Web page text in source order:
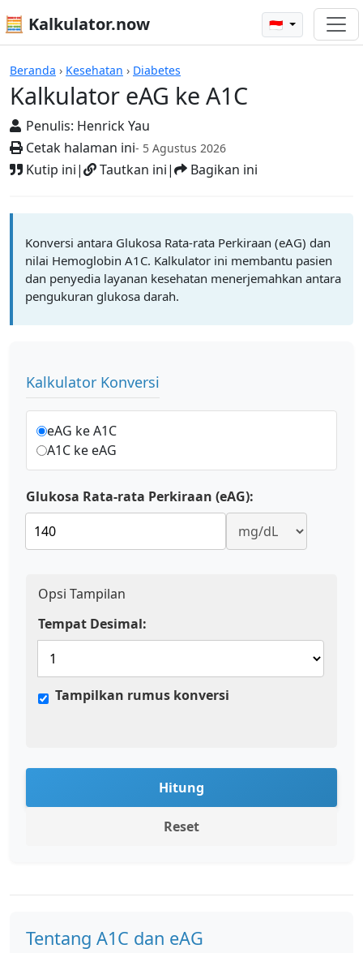
🧮 Kalkulator.now 🇮🇩
Beranda › Kesehatan › Diabetes
Kalkulator eAG ke A1C
Penulis: Henrick Yau
Cetak halaman ini- 5 Agustus 2026
Kutip ini| Tautkan ini| Bagikan ini
Kalkulator-kalkulator
Konversi antara Glukosa Rata-rata Perkiraan (eAG) dan
nilai Hemoglobin A1C. Kalkulator ini membantu pasien
dan penyedia layanan kesehatan menerjemahkan antara
pengukuran glukosa darah.
Kalkulator Konversi
eAG ke A1C
A1C ke eAG
Glukosa Rata-rata Perkiraan (eAG):
Opsi Tampilan
Tempat Desimal:
Tampilkan rumus konversi
Hitung
Reset
Tentang A1C dan eAG